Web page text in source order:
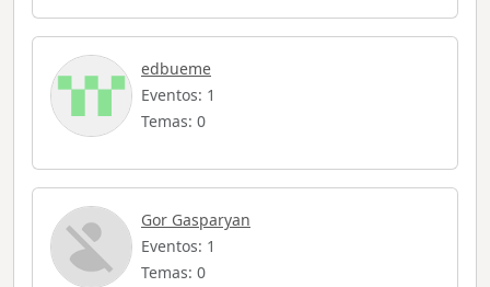
edbueme
Eventos: 1
Temas: 0
Gor Gasparyan
Eventos: 1
Temas: 0